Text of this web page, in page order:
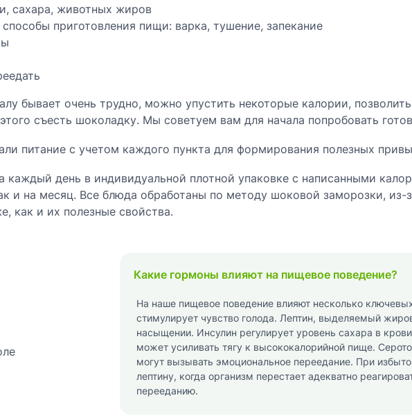
сахара, животных жиров
приготовления пищи: варка, тушение, запекание
бывает очень трудно, можно упустить некоторые калории,
съесть шоколадку. Мы советуем вам для начала попробовать
питание с учетом каждого пункта для формирования полезных
каждый день в индивидуальной плотной упаковке с написанными
и на месяц. Все блюда обработаны по методу шоковой заморозки, из-
как и их полезные свойства.
Какие гормоны влияют на пищевое поведение?
На наше пищевое поведение влияют несколько
стимулирует чувство голода. Лептин, выделяемый
насыщении. Инсулин регулирует уровень сахара в
может усиливать тягу к высококалорийной пище.
могут вызывать эмоциональное переедание. При
лептину, когда организм перестает адекватно
перееданию.